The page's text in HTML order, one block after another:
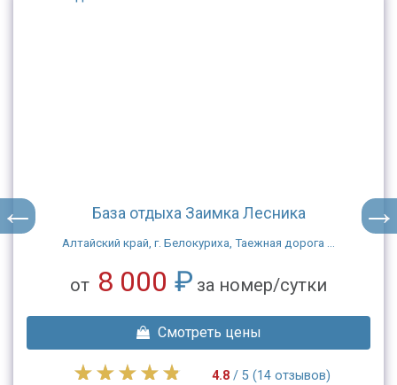
База отдыха Заимка Лесника
Алтайский край, г. Белокуриха, Таежная дорога ...
от 8 000 ₽ за номер/сутки
Смотреть цены
4.8/ 5 (14 отзывов)